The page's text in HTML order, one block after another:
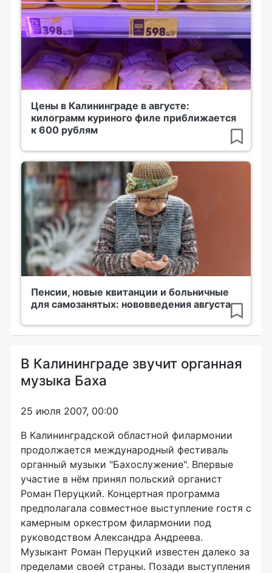
Цены в Калининграде в августе:
килограмм куриного филе приближается
к 600 рублям
Пенсии, новые квитанции и больничные
для самозанятых: нововведения августа
В Калининграде звучит органная
музыка Баха
25 июля 2007, 00:00
В Калининградской областной филармонии
продолжается международный фестиваль
органный музыки "Бахослужение". Впервые
участие в нём принял польский органист
Роман Перуцкий. Концертная программа
предполагала совместное выступление гостя с
камерным оркестром филармонии под
руководством Александра Андреева.
Музыкант Роман Перуцкий известен далеко за
пределами своей страны. Позади выступления